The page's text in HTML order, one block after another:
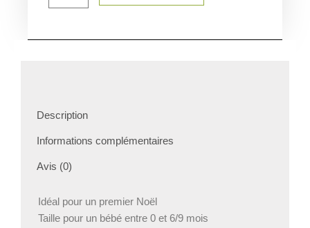
Noël
Description
Informations complémentaires
Avis (0)
Idéal pour un premier Noël
Taille pour un bébé entre 0 et 6/9 mois